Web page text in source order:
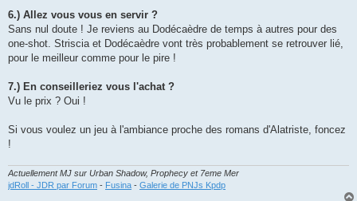
6.) Allez vous vous en servir ?
Sans nul doute ! Je reviens au Dodécaèdre de temps à autres pour des
one-shot. Striscia et Dodécaèdre vont très probablement se retrouver lié,
pour le meilleur comme pour le pire !
7.) En conseilleriez vous l'achat ?
Vu le prix ? Oui !
Si vous voulez un jeu à l'ambiance proche des romans d'Alatriste, foncez
!
Actuellement MJ sur Urban Shadow, Prophecy et 7eme Mer
jdRoll - JDR par Forum - Fusina - Galerie de PNJs Kpdp